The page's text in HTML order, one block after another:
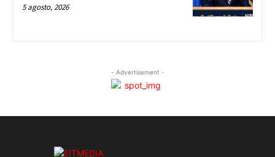
5 agosto, 2026
- Advertisement -